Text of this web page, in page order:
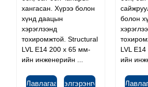
хангасан. Хүрээ болон
хүнд даацын
хэрэглээнд
тохиромжтой. Structural
LVL E14 200 x 65 мм-
ийн инженерийн ...
Лавлагаа Дэлгэрэнгүй
болон
LVL
ийн